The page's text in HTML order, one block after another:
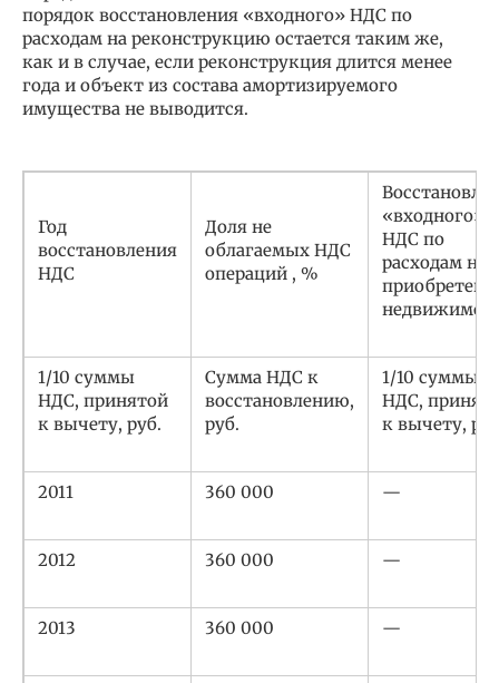
порядок восстановления «входного» НДС по
расходам на реконструкцию остается таким же,
как и в случае, если реконструкция длится менее
года и объект из состава амортизируемого
имущества не выводится.
Год
восстановления
НДС
Доля не
облагаемых НДС
операций , %
«входного»
НДС по
расходам на
1/10 суммы
НДС, принятой
к вычету, руб.
Сумма НДС к
восстановлению,
руб.
1/10 суммы
НДС,
к вычету,
2011 360 000 —
2012 360 000 —
2013 360 000 —